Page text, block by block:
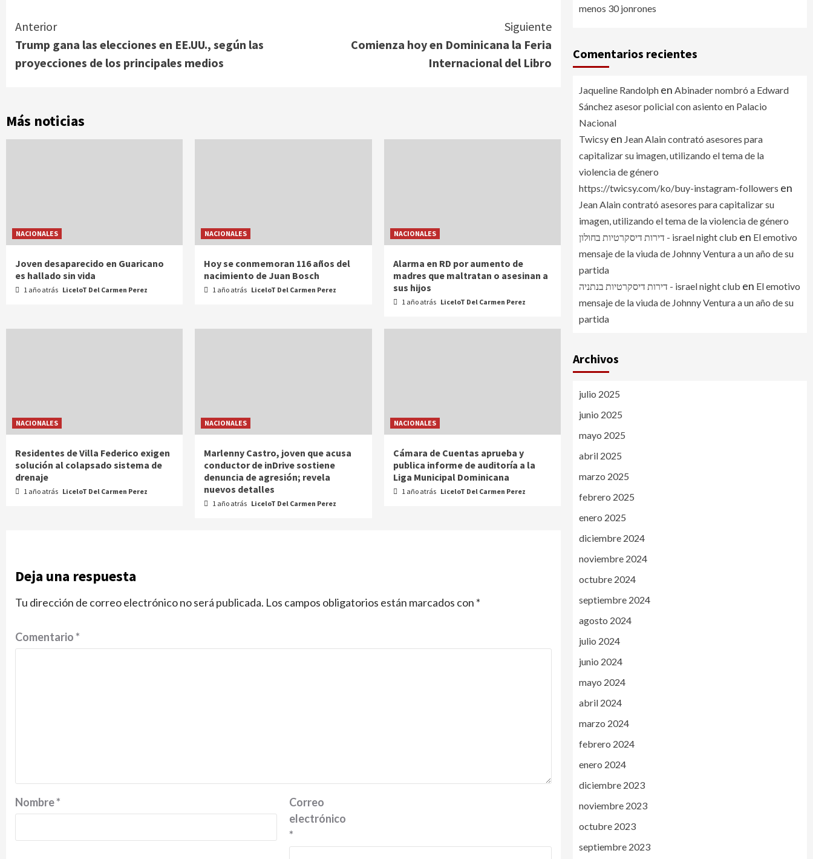
Continue
Reading
Anterior
Trump gana las elecciones en EE.UU., según las
proyecciones de los principales medios
Siguiente
Comienza hoy en Dominicana la Feria
Internacional del Libro
Más noticias
NACIONALES
Joven desaparecido en Guaricano
es hallado sin vida
1 año atrás LiceloT Del Carmen Perez
NACIONALES
Hoy se conmemoran 116 años del
nacimiento de Juan Bosch
1 año atrás LiceloT Del Carmen Perez
NACIONALES
Alarma en RD por aumento de
madres que maltratan o asesinan a
sus hijos
1 año atrás LiceloT Del Carmen Perez
NACIONALES
Residentes de Villa Federico exigen
solución al colapsado sistema de
drenaje
1 año atrás LiceloT Del Carmen Perez
NACIONALES
Marlenny Castro, joven que acusa
conductor de inDrive sostiene
denuncia de agresión; revela
nuevos detalles
1 año atrás LiceloT Del Carmen Perez
NACIONALES
Cámara de Cuentas aprueba y
publica informe de auditoría a la
Liga Municipal Dominicana
1 año atrás LiceloT Del Carmen Perez
Deja una respuesta
Tu dirección de correo electrónico no será publicada. Los campos obligatorios están marcados con *
Comentario*
Nombre*
Correo
electrónico
*
menos 30 jonrones
Comentarios recientes
Jaqueline Randolphen Abinader nombró a Edward
Sánchez asesor policial con asiento en Palacio
Nacional
Twicsyen Jean Alain contrató asesores para
capitalizar su imagen, utilizando el tema de la
violencia de género
https://twicsy.com/ko/buy-instagram-followers en
Jean Alain contrató asesores para capitalizar su
imagen, utilizando el tema de la violencia de género
דירות דיסקרטיות בחולון - israel night club en El emotivo
mensaje de la viuda de Johnny Ventura a un año de su
partida
דירות דיסקרטיות בנתניה - israel night club en El emotivo
mensaje de la viuda de Johnny Ventura a un año de su
partida
Archivos
julio 2025
junio 2025
mayo 2025
abril 2025
marzo 2025
febrero 2025
enero 2025
diciembre 2024
noviembre 2024
octubre 2024
septiembre 2024
agosto 2024
julio 2024
junio 2024
mayo 2024
abril 2024
marzo 2024
febrero 2024
enero 2024
diciembre 2023
noviembre 2023
octubre 2023
septiembre 2023